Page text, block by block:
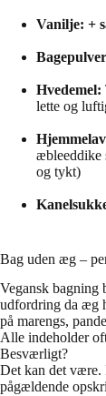
Vanilje: +
Hvedemel:
lette og
æbleeddike
og tykt)
Bag uden æg –
Vegansk bagning
udfordring da æg
på marengs,
Alle indeholder
Besværligt?
Det kan det være.
pågældende